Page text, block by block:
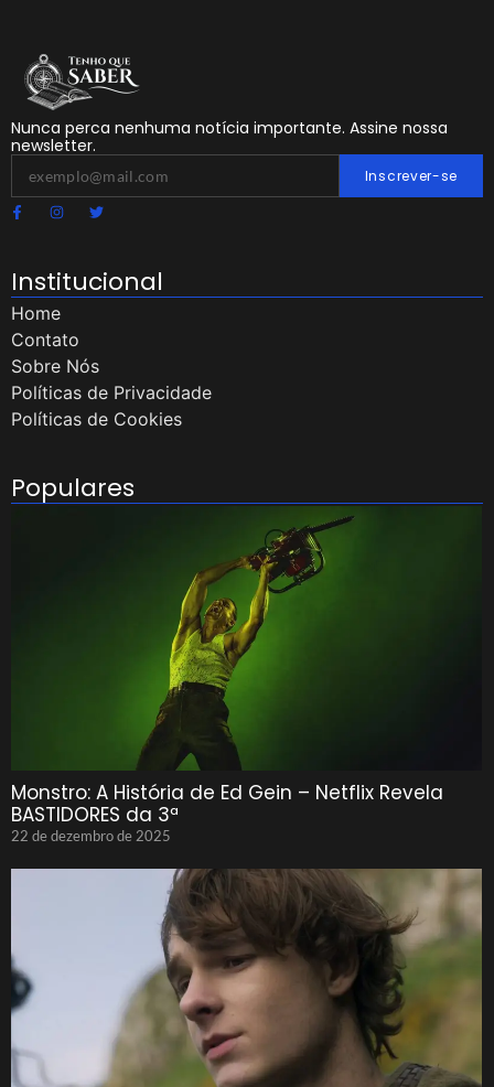
Nunca perca nenhuma notícia importante. Assine nossa
newsletter.
Inscrever-se
Institucional
Home
Contato
Sobre Nós
Políticas de Privacidade
Políticas de Cookies
Populares
Monstro: A História de Ed Gein – Netflix Revela
BASTIDORES da 3ª
22 de dezembro de 2025